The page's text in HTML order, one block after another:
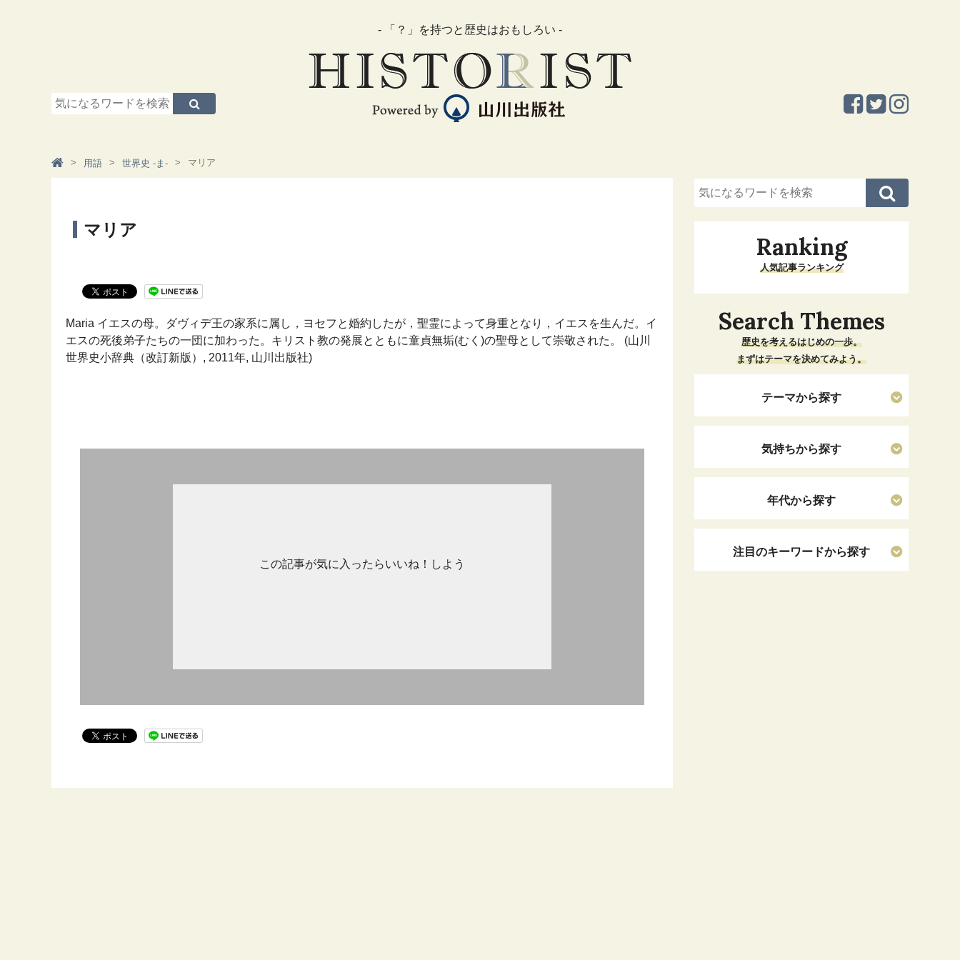
- 「？」を持つと歴史はおもしろい -
用語 世界史 -ま- マリア
マリア
Maria イエスの母。ダヴィデ王の家系に属し，ヨセフと婚約したが，聖霊によって身重となり，イエスを生んだ。イ
エスの死後弟子たちの一団に加わった。キリスト教の発展とともに童貞無垢(むく)の聖母として崇敬された。 (山川
世界史小辞典（改訂新版）, 2011年, 山川出版社)
この記事が気に入ったらいいね！しよう
Ranking
人気記事ランキング
Search Themes
歴史を考えるはじめの一歩。
まずはテーマを決めてみよう。
テーマから探す
気持ちから探す
年代から探す
注目のキーワードから探す